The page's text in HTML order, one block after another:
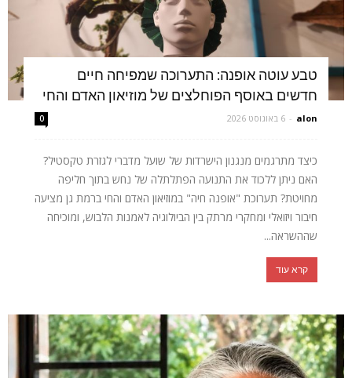
טבע עוטה אופנה: התערוכה שמפיחה חיים
חדשים באוסף הפוחלצים של מוזיאון האדם והחי
alon
- 6 באוגוסט 2026 0
כיצד מתרגמים מנגנון הישרדות של שועל מדברי לגזרת טקסטיל?
האם ניתן ללכוד את התנועה הפתלתלה של נחש בתוך חליפה
מחויטת? תערוכת "אופנה חיה" במוזיאון האדם והחי ברמת גן מציעה
חיבור ויזואלי ומחקרי מרתק בין הביולוגיה לאמנות הלבוש, ומוכיחה
שההשראה...
קרא עוד